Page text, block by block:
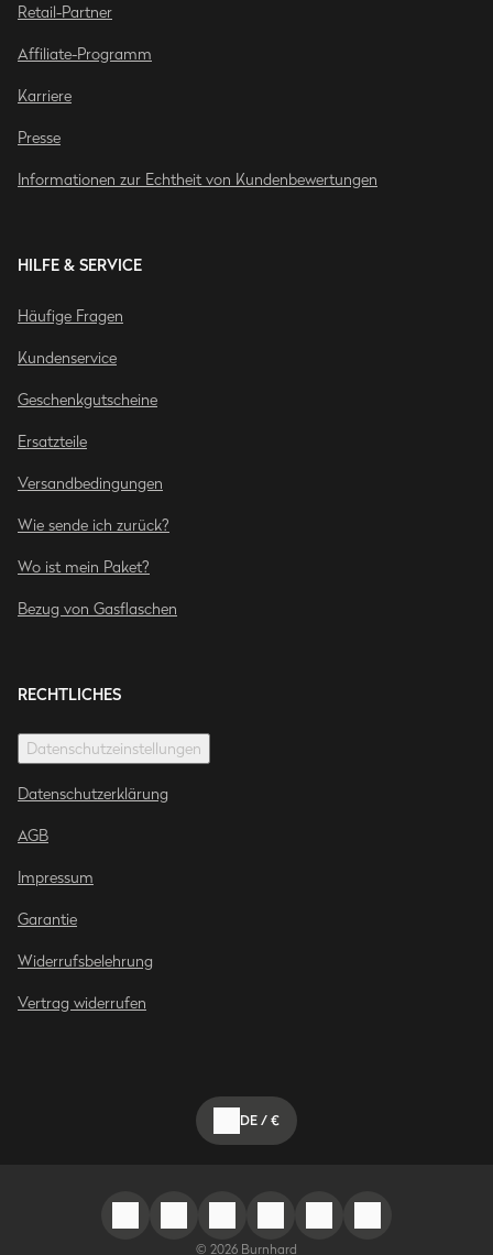
Retail-Partner
Affiliate-Programm
Karriere
Presse
Informationen zur Echtheit von Kundenbewertungen
HILFE & SERVICE
Häufige Fragen
Kundenservice
Geschenkgutscheine
Ersatzteile
Versandbedingungen
Wie sende ich zurück?
Wo ist mein Paket?
Bezug von Gasflaschen
RECHTLICHES
Datenschutzeinstellungen
Datenschutzerklärung
AGB
Impressum
Garantie
Widerrufsbelehrung
Vertrag widerrufen
DE/€
© 2026 Burnhard